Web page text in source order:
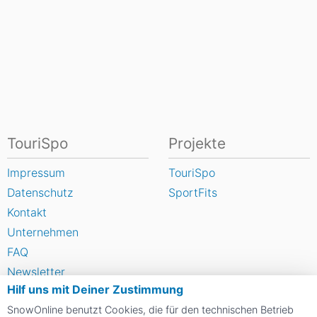
Hilf uns mit Deiner Zustimmung
SnowOnline benutzt Cookies, die für den technischen Betrieb
TouriSpo
Impressum
Datenschutz
Kontakt
Unternehmen
FAQ
Newsletter
Widget
Umfragen
Projekte
TouriSpo
SportFits